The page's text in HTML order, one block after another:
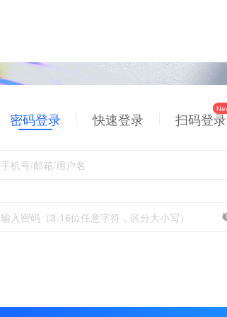
密码登录 快速登录 扫码登录
手机号/邮箱/用户名
输入密码（3-16位任意字符，区分大小写）